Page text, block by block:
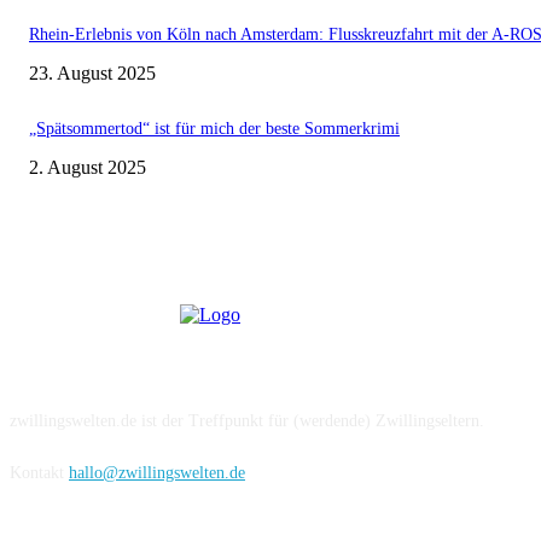
Rhein-Erlebnis von Köln nach Amsterdam: Flusskreuzfahrt mit der A-
23. August 2025
„Spätsommertod“ ist für mich der beste Sommerkrimi
2. August 2025
hallo@zwillingswelten.de